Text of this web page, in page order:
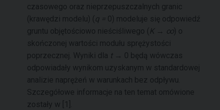
czasowego oraz nieprzepuszczalnych granic
(krawędzi modelu) ( q =
0) modeluje się odpowiedź
gruntu objętościowo nieściśliwego ( K → ∞) o
skończonej wartości modułu sprężystości
poprzecznej. Wyniki dla t → 0 będą wówczas
odpowiadały wynikom uzyskanym w standardowej
analizie naprężeń w warunkach bez odpływu.
Szczegółowe informacje na ten temat omówione
zostały w [1].